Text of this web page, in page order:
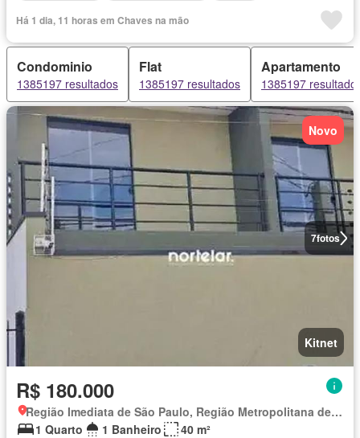
Há 1 dia, 11 horas em Chaves na mão
Condominio
1385197 resultados
Flat
1385197 resultados
Apartamento
1385197
7fotos
Novo
Kitnet
R$ 180.000
Região Imediata de São Paulo, Região Metropolitana de São Paulo
1 Quarto
1 Banheiro
40 m²